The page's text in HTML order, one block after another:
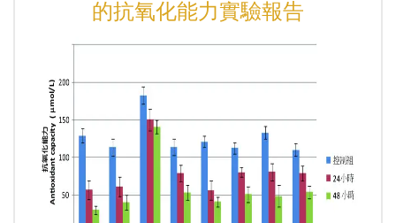
的抗氧化能力實驗報告